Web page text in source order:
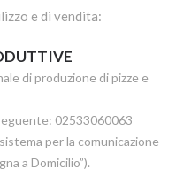
e di vendita:
di produzione di pizze e
02533060063
per la comunicazione
a Domicilio”).